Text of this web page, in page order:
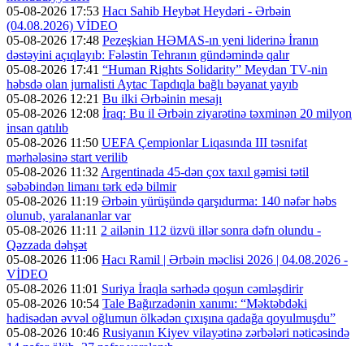
05-08-2026 17:53 Hacı Sahib Heybət Heydəri - Ərbəin
(04.08.2026) VİDEO
05-08-2026 17:48 Pezeşkian HƏMAS-ın yeni liderinə İranın
dəstəyini açıqlayıb: Fələstin Tehranın gündəmində qalır
05-08-2026 17:41 “Human Rights Solidarity” Meydan TV-nin
həbsdə olan jurnalisti Aytac Tapdıqla bağlı bəyanat yayıb
05-08-2026 12:21 Bu ilki Ərbəinin mesajı
05-08-2026 12:08 İraq: Bu il Ərbəin ziyarətinə təxminən 20 milyon
insan qatılıb
05-08-2026 11:50 UEFA Çempionlar Liqasında III təsnifat
mərhələsinə start verilib
05-08-2026 11:32Argentinada 45-dən çox taxıl gəmisi tətil
səbəbindən limanı tərk edə bilmir
05-08-2026 11:19 Ərbəin yürüşündə qarşıdurma: 140 nəfər həbs
olunub, yaralananlar var
05-08-2026 11:11 2 ailənin 112 üzvü illər sonra dəfn olundu -
Qəzzada dəhşət
05-08-2026 11:06 Hacı Ramil | Ərbəin məclisi 2026 | 04.08.2026 -
VİDEO
05-08-2026 11:01 Suriya İraqla sərhədə qoşun cəmləşdirir
05-08-2026 10:54 Tale Bağırzadənin xanımı: “Məktəbdəki
hadisədən əvvəl oğlumun ölkədən çıxışına qadağa qoyulmuşdu”
05-08-2026 10:46 Rusiyanın Kiyev vilayətinə zərbələri nəticəsində